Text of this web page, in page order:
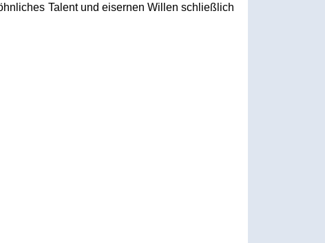
Talent und eisernen Willen schließlich